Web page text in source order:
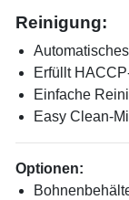
Reinigung:
Erfüllt
Einfache
Easy Clean-
Optionen: